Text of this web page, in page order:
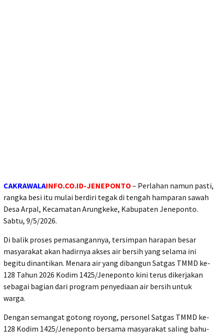
CAKRAWALAINFO.CO.ID-JENEPONTO– Perlahan namun pasti,
rangka besi itu mulai berdiri tegak di tengah hamparan sawah
Desa Arpal, Kecamatan Arungkeke, Kabupaten Jeneponto.
Sabtu, 9/5/2026.
Di balik proses pemasangannya, tersimpan harapan besar
masyarakat akan hadirnya akses air bersih yang selama ini
begitu dinantikan. Menara air yang dibangun Satgas TMMD ke-
128 Tahun 2026 Kodim 1425/Jeneponto kini terus dikerjakan
sebagai bagian dari program penyediaan air bersih untuk
warga.
Dengan semangat gotong royong, personel Satgas TMMD ke-
128 Kodim 1425/Jeneponto bersama masyarakat saling bahu-